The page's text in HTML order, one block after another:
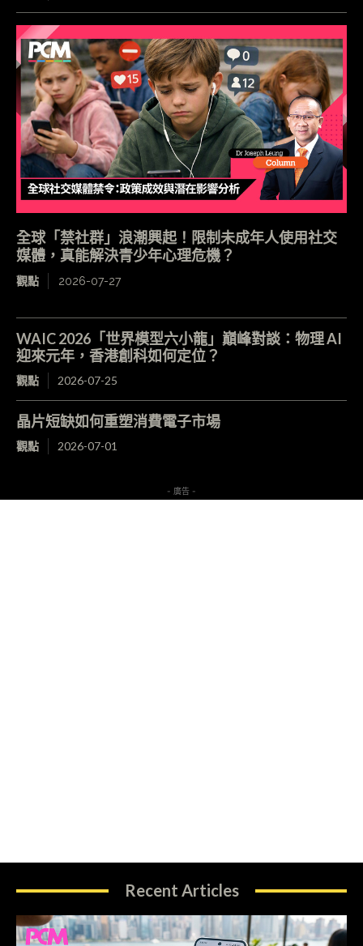
全球「禁社群」浪潮興起！限制未成年人使用社交
媒體，真能解決青少年心理危機？
觀點 2026-07-27
WAIC 2026「世界模型六小龍」巔峰對談：物理 AI
迎來元年，香港創科如何定位？
觀點 2026-07-25
晶片短缺如何重塑消費電子市場
觀點 2026-07-01
- 廣告 -
Recent Articles